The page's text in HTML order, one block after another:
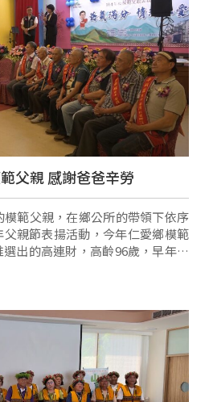
父親 感謝爸爸辛勞
範父親，在鄉公所的帶領下依序
親節表揚活動，今年仁愛鄉模範
出的高連財，高齡96歲，早年奉
傳道，不過他認為最大的成就，